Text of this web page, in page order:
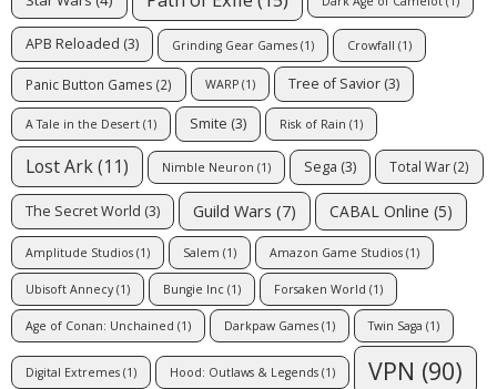
APB Reloaded (3) Grinding Gear Games (1) Crowfall (1)
Panic Button Games (2) WARP (1) Tree of Savior (3)
A Tale in the Desert (1) Smite (3) Risk of Rain (1)
Lost Ark(11) Nimble Neuron (1) Sega (3) Total War(2)
The Secret World (3) Guild Wars (7) CABAL Online (5)
Amplitude Studios (1) Salem (1) Amazon Game Studios (1)
Ubisoft Annecy(1) Bungie Inc (1) Forsaken World (1)
Age of Conan: Unchained (1) Darkpaw Games (1) Twin Saga (1)
Digital Extremes (1) Hood: Outlaws & Legends (1) VPN (90)